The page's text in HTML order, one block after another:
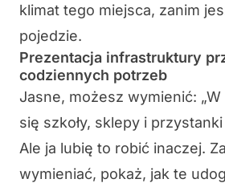
klimat tego miejsca, zanim
pojedzie.
Prezentacja infrastruktury
codziennych potrzeb
Jasne, możesz wymienić:
się szkoły, sklepy i
Ale ja lubię to robić inaczej.
wymieniać, pokaż, jak te